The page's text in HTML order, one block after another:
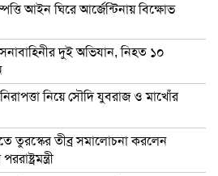
আইন ঘিরে আর্জেন্টিনায় বিক্ষোভ
দুই অভিযান, নিহত ১০
নিরাপত্তা নিয়ে সৌদি যুবরাজ ও মাখোঁর
তুরস্কের তীব্র সমালোচনা করলেন